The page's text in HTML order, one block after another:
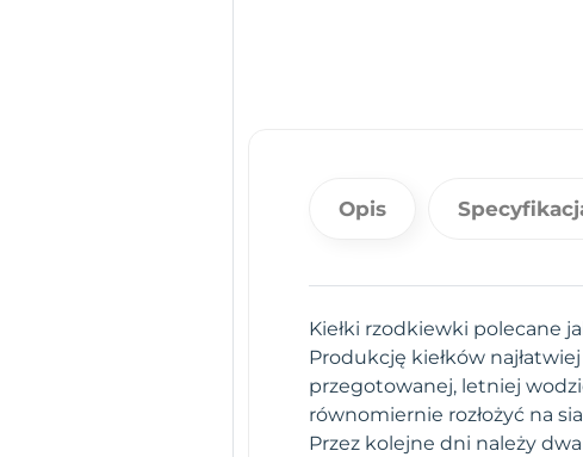
Opis
Kiełki rzodkiewki polecane
Produkcję kiełków
przegotowanej, letniej
równomiernie rozłożyć na
Przez kolejne dni należy